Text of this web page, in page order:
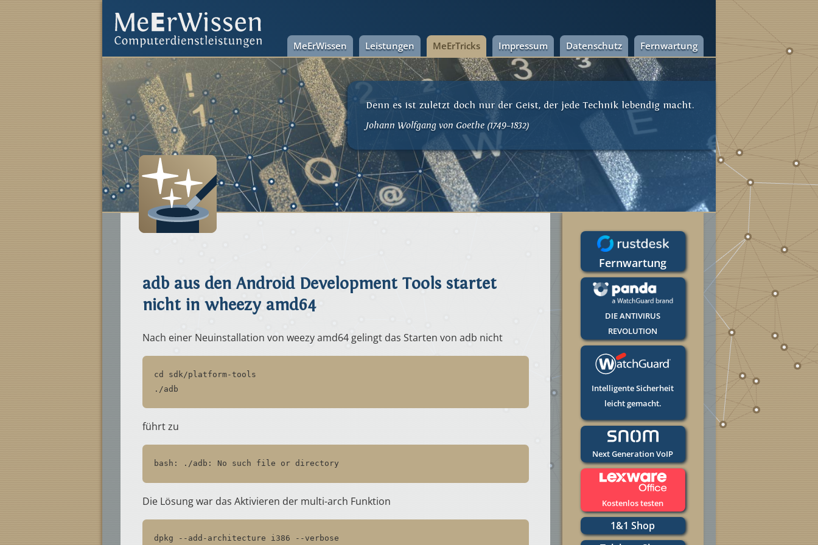
MeErWissen Leistungen MeErTricks Impressum Datenschutz Fernwartung
Denn es ist zuletzt doch nur der Geist, der jede Technik lebendig macht.
Johann Wolfgang von Goethe (1749–1832)
adb aus den Android Development Tools startet
nicht in wheezy amd64
Nach einer Neuinstallation von weezy amd64 gelingt das Starten von adb nicht
cd sdk/platform-tools
./adb
führt zu
bash: ./adb: No such file or directory
Die Lösung war das Aktivieren der multi-arch Funktion
dpkg --add-architecture i386 --verbose
Fernwartung
DIE ANTIVIRUS
REVOLUTION
Intelligente Sicherheit
leicht gemacht.
Next Generation VoIP
Kostenlos testen
1&1 Shop